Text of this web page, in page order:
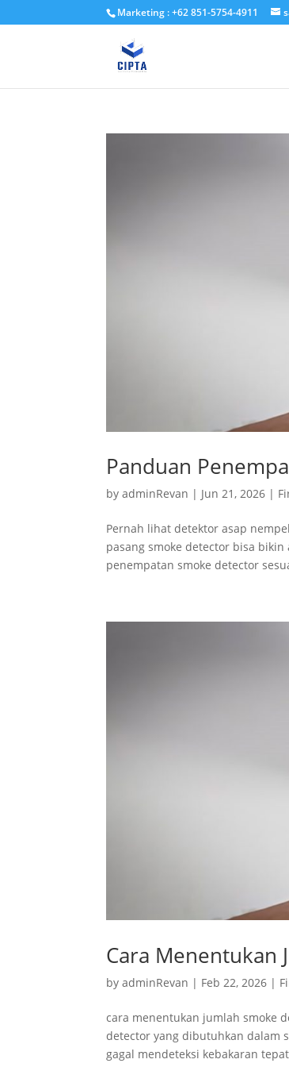
Marketing : +62 851-5754-4911
Panduan
byadminRevan | Jun 21, 2026 |
Pernah lihat detektor asap
pasang smoke detector bisa
penempatan smoke detector
Cara Menentukan
byadminRevan | Feb 22, 2026 |
cara menentukan jumlah smoke
detector yang dibutuhkan dalam
gagal mendeteksi kebakaran